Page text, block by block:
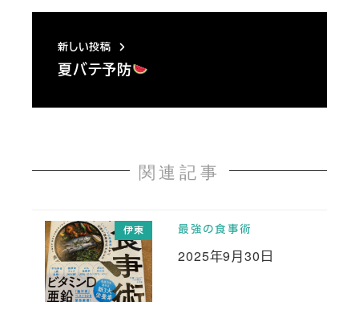
新しい投稿
夏バテ予防
関連記事
伊東 最強の食事術
投稿日
2025年9月30日